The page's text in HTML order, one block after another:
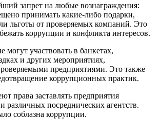
запрет на любые вознаграждения:
принимать какие-либо подарки,
льготы от проверяемых компаний. Это
коррупции и конфликта интересов.
участвовать в банкетах,
и других мероприятиях,
предприятиями. Это также
коррупционных практик.
права заставлять предприятия
различных посреднических агентств.
соблазна коррупции.